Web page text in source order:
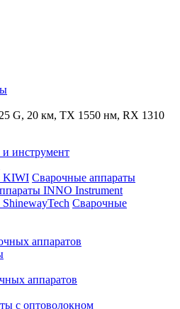
G, 20 км, TX 1550 нм, RX 1310
инструмент
KIWI Сварочные аппараты
INNO Instrument
Cварочные
аппаратов
аппаратов
с оптоволокном